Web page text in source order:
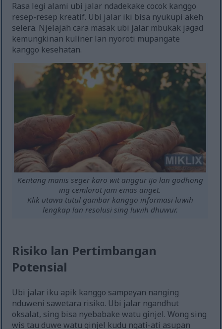
Rasa legi alami ubi jalar ndadekake cocok kanggo
resep-resep kreatif. Ubi jalar iki bisa nyukupi akeh
selera. Njelajah cara masak ubi jalar mbukak jagad
kemungkinan kuliner lan nyoroti mupangate
kanggo kesehatan.
Kentang manis seger karo wit anggur ijo lan godhong
ing cemlorot jam emas anget.
Klik utawa tutul gambar kanggo informasi luwih
lengkap lan resolusi sing luwih dhuwur.
Risiko lan Pertimbangan
Potensial
Ubi jalar iku apik kanggo sampeyan nanging
nduweni sawetara risiko. Ubi jalar ngandhut
oksalat, sing bisa nyebabake watu ginjel. Wong sing
wis tau duwe watu ginjel kudu ngati-ati asupan